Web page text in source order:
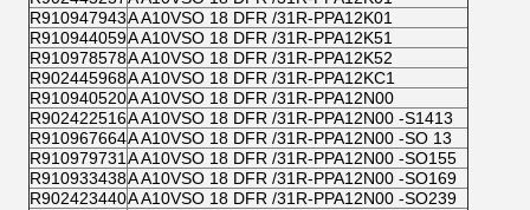
R910947943A A10VSO 18 DFR /31R-PPA12K01
R910944059A A10VSO 18 DFR /31R-PPA12K51
R910978578A A10VSO 18 DFR /31R-PPA12K52
R902445968A A10VSO 18 DFR /31R-PPA12KC1
R910940520A A10VSO 18 DFR /31R-PPA12N00
R902422516A A10VSO 18 DFR /31R-PPA12N00 -S1413
R910967664A A10VSO 18 DFR /31R-PPA12N00 -SO 13
R910979731 A A10VSO 18 DFR /31R-PPA12N00 -SO155
R910933438A A10VSO 18 DFR /31R-PPA12N00 -SO169
R902423440A A10VSO 18 DFR /31R-PPA12N00 -SO239